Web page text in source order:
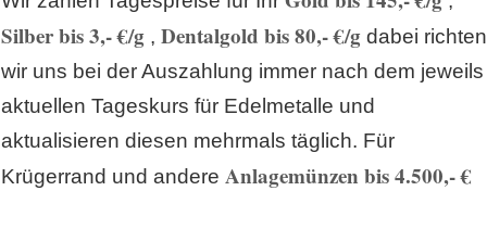
Silber bis 3,- €/g, Dentalgold bis 80,- €/gdabei richten
wir uns bei der Auszahlung immer nach dem jeweils
aktuellen Tageskurs für Edelmetalle und
aktualisieren diesen mehrmals täglich. Für
Krügerrand und andere Anlagemünzen bis 4.500,- €